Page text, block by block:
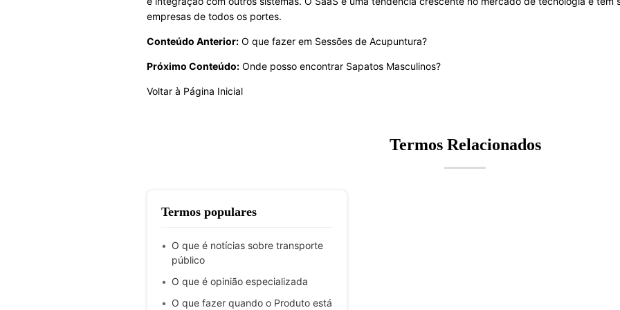
empresas de todos os portes.
Conteúdo Anterior: O que fazer em Sessões de Acupuntura?
Próximo Conteúdo: Onde posso encontrar Sapatos Masculinos?
Voltar à Página Inicial
Termos Relacionados
Termos populares
O que é notícias sobre transporte
público
O que é opinião especializada
O que fazer quando o Produto está